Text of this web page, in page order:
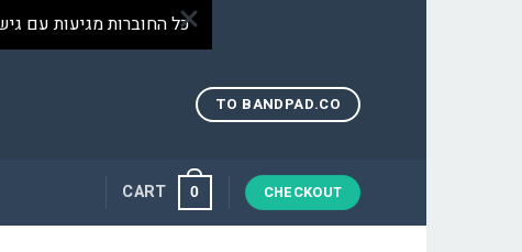
כל החוברות מגיעות עם
TO BANDPAD.CO
CART 0 CHECKOUT